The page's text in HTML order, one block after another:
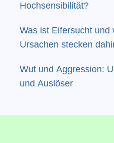
Hochsensibilität?
Was ist Eifersucht und
Ursachen stecken
Wut und Aggression:
und Auslöser